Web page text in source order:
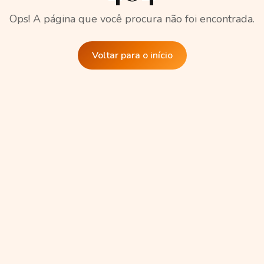
Ops! A página que você procura não foi encontrada.
Voltar para o início